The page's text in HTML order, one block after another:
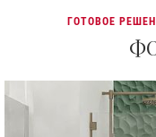
ГОТОВОЕ